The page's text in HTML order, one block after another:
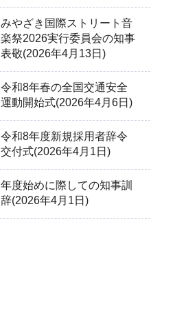
みやざき国際ストリート音
楽祭2026実行委員会の知事
表敬(2026年4月13日)
令和8年春の全国交通安全
運動開始式(2026年4月6日)
令和8年度新規採用者辞令
交付式(2026年4月1日)
年度始めに際しての知事訓
辞(2026年4月1日)